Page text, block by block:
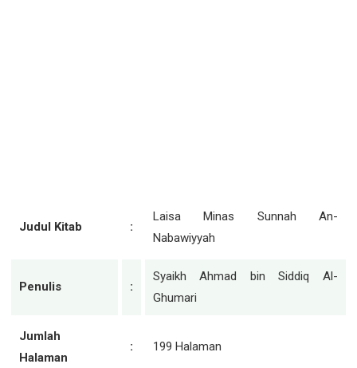
Judul Kitab :
Laisa Minas Sunnah An-
Nabawiyyah
Penulis :
Syaikh Ahmad bin Siddiq Al-
Ghumari
Jumlah
Halaman
: 199 Halaman